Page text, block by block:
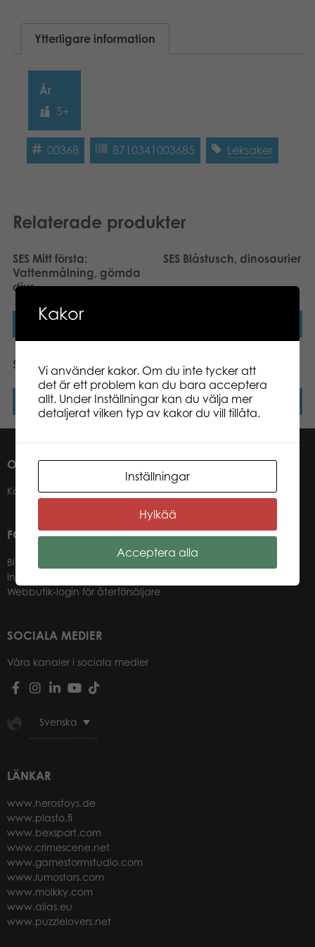
Applikationer
Ytterligare information
År
5+
00368 8710341003685 Leksaker
Relaterade produkter
SES Mitt första:
Vattenmålning, gömda
djur
SES Blåstusch, dinosaurier
SES Såpbubbelset
Läs mer
SES Broderi set, häst
Läs mer
OM OSS
Kontakter
FÖR VÅRA ÅTERFÖRSÄLJARE
Bli återförsäljare
Information för återförsäljare
Webbutik-login för återförsäljare
SOCIALA MEDIER
Våra kanaler i sociala medier
Svenska
LÄNKAR
www.herostoys.de
www.plasto.fi
www.bexsport.com
www.crimescene.net
www.gamestormstudio.com
www.lumostars.com
www.molkky.com
www.alias.eu
www.puzzlelovers.net
Kakor
Vi använder kakor. Om du inte tycker att
det är ett problem kan du bara acceptera
allt. Under Inställningar kan du välja mer
detaljerat vilken typ av kakor du vill tillåta.
Inställningar
Hylkää
Acceptera alla